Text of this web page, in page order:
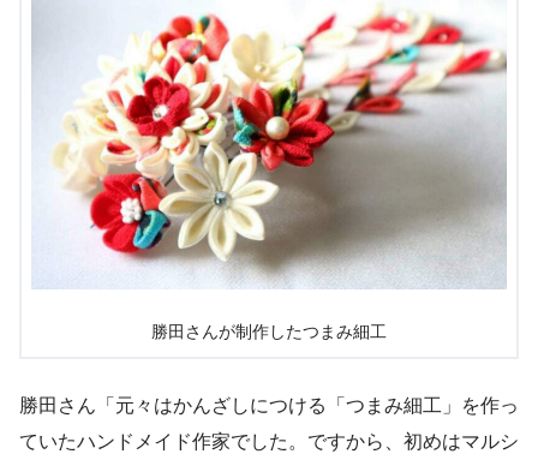
勝田さんが制作したつまみ細工
勝田さん「元々はかんざしにつける「つまみ細工」を作っ
ていたハンドメイド作家でした。ですから、初めはマルシ